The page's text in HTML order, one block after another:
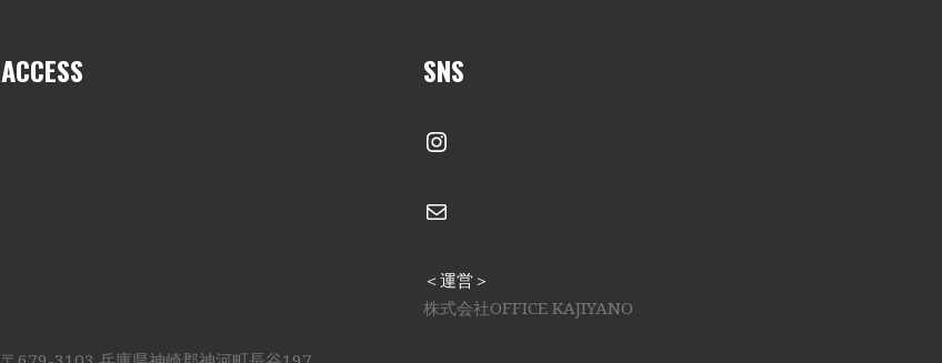
ACCESS SNS
Instagram
メール
＜運営＞
株式会社OFFICE KAJIYANO